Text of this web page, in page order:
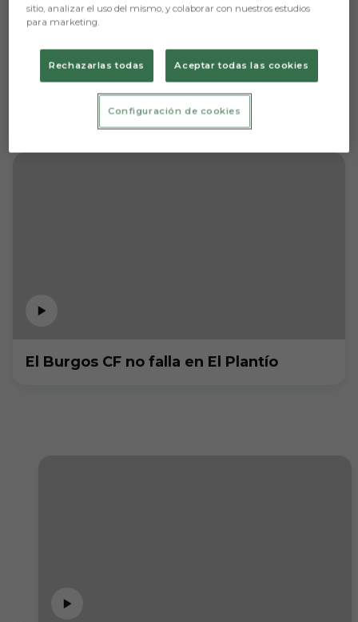
El Burgos CF no falla en El Plantío
sitio, analizar el uso del mismo, y colaborar con nuestros estudios
para marketing.
Rechazarlas todas Aceptar todas las cookies
Configuración de cookies